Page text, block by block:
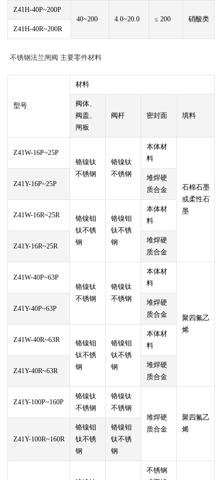
Z41H-40P~200P
40~200
4.0~20.0 ≤ 200
硝酸类
Z41H-40R~200R
不锈钢法兰闸阀 主要零件材料
型号
材料
阀体、
阀盖、
闸板
阀杆 密封面 填料
Z41W-16P~25P
铬镍钛
不锈钢
铬镍钛
不锈钢
本体材
料
石棉石墨
或柔性石
墨
Z41Y-16P~25P
堆焊硬
质合金
Z41W-16R~25R
铬镍钼
钛不锈
钢
铬镍钼
钛不锈
钢
本体材
料
Z41Y-16R~25R
堆焊硬
质合金
Z41W-40P~63P
铬镍钛
不锈钢
铬镍钛
不锈钢
本体材
料
聚四氟乙
烯
Z41Y-40P~63P
堆焊硬
质合金
Z41W-40R~63R
铬镍钼
钛不锈
钢
铬镍钼
钛不锈
钢
本体材
料
Z41Y-40R~63R
堆焊硬
质合金
Z41Y-100P~160P
铬镍钛
不锈钢
铬镍钛
不锈钢
堆焊硬
质合金
聚四氟乙
烯
Z41Y-100R~160R
铬镍钼
钛不锈
钢
铬镍钼
钛不锈
钢
不锈钢